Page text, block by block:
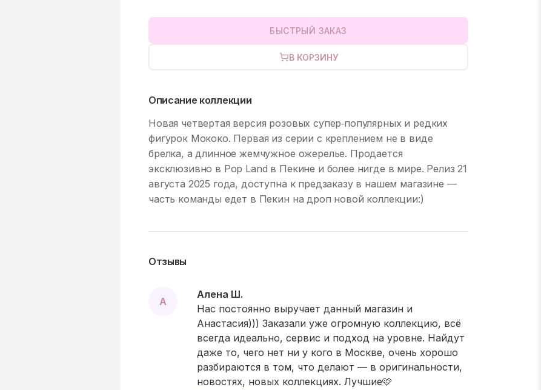
БЫСТРЫЙ ЗАКАЗ
В КОРЗИНУ
Описание коллекции
Новая четвертая версия розовых супер‑популярных и редких
фигурок Мококо. Первая из серии с креплением не в виде
брелка, а длинное жемчужное ожерелье. Продается
эксклюзивно в Pop Land в Пекине и более нигде в мире. Релиз 21
августа 2025 года, доступна к предзаказу в нашем магазине —
часть команды едет в Пекин на дроп новой коллекции:)
Отзывы
А
Алена Ш.
Нас постоянно выручает данный магазин и
Анастасия))) Заказали уже огромную коллекцию, всё
всегда идеально, сервис и подход на уровне. Найдут
даже то, чего нет ни у кого в Москве, очень хорошо
разбираются в том, что делают — в оригинальности,
новостях, новых коллекциях. Лучшие🩷